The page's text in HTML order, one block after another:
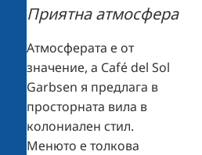
Приятна атмосфера
Атмосферата е от
значение, а Café del Sol
Garbsen я предлага в
просторната вила в
колониален стил.
Менюто е толкова